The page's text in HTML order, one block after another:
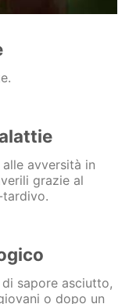
avversità in
grazie al
sapore asciutto,
o dopo un